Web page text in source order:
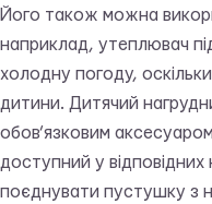
Його також можна
наприклад, утеплювач
холодну погоду,
дитини. Дитячий
обов’язковим
доступний у
поєднувати пустушку з